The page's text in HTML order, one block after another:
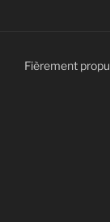
Fièrement